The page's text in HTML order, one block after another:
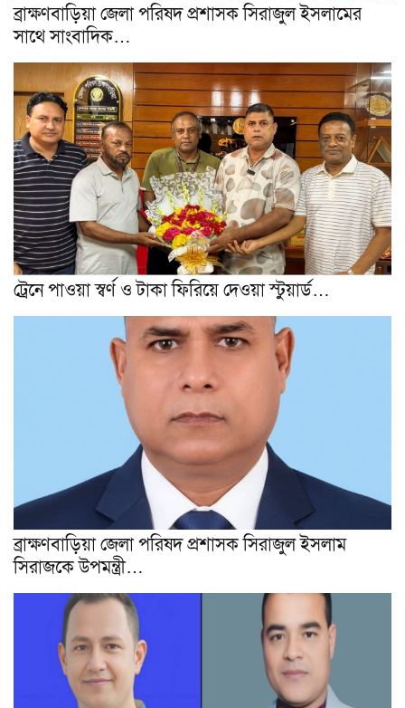
ব্রাক্ষণবাড়িয়া জেলা পরিষদ প্রশাসক সিরাজুল ইসলামের
সাথে সাংবাদিক…
ট্রেনে পাওয়া স্বর্ণ ও টাকা ফিরিয়ে দেওয়া স্টুয়ার্ড…
ব্রাক্ষণবাড়িয়া জেলা পরিষদ প্রশাসক সিরাজুল ইসলাম
সিরাজকে উপমন্ত্রী…